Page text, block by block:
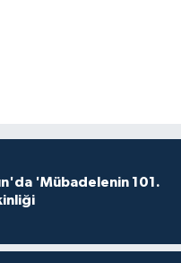
'Mübadelenin 101.